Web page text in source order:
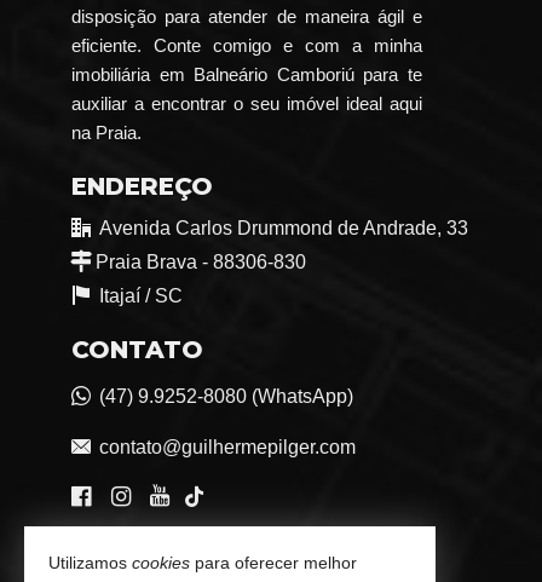
disposição para atender de maneira ágil e
eficiente. Conte comigo e com a minha
imobiliária em Balneário Camboriú para te
auxiliar a encontrar o seu imóvel ideal aqui
na Praia.
ENDEREÇO
Avenida Carlos Drummond de Andrade, 33
Praia Brava - 88306-830
Itajaí / SC
CONTATO
(47) 9.9252-8080 (WhatsApp)
contato@guilhermepilger.com
VEJA MAIS
Utilizamos cookies para oferecer melhor